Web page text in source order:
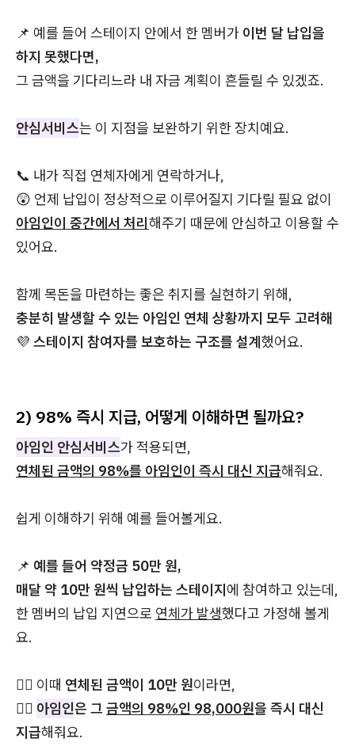
📌 예를 들어 스테이지 안에서 한 멤버가 이번 달 납입을
하지 못했다면,
그 금액을 기다리느라 내 자금 계획이 흔들릴 수 있겠죠.
안심서비스는 이 지점을 보완하기 위한 장치예요.
📞 내가 직접 연체자에게 연락하거나,
😲 언제 납입이 정상적으로 이루어질지 기다릴 필요 없이
아임인이 중간에서 처리해주기 때문에 안심하고 이용할 수
있어요.
함께 목돈을 마련하는 좋은 취지를 실현하기 위해,
충분히 발생할 수 있는 아임인 연체 상황까지 모두 고려해
💜 스테이지 참여자를 보호하는 구조를 설계했어요.
2) 98% 즉시 지급, 어떻게 이해하면 될까요?
아임인 안심서비스가 적용되면,
연체된 금액의 98%를 아임인이 즉시 대신 지급해줘요.
쉽게 이해하기 위해 예를 들어볼게요.
📌 예를 들어 약정금 50만 원,
매달 약 10만 원씩 납입하는 스테이지에 참여하고 있는데,
한 멤버의 납입 지연으로 연체가 발생했다고 가정해 볼게
요.
👉🏻 이때 연체된 금액이 10만 원이라면,
👉🏻 아임인은 그 금액의 98%인 98,000원을 즉시 대신
지급해줘요.